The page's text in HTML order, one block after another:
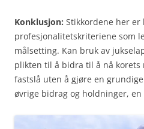
Konklusjon: Stikkordene her er
profesjonalitetskriteriene som
målsetting. Kan bruk av
plikten til å bidra til å nå korets
fastslå uten å gjøre en
øvrige bidrag og holdninger,